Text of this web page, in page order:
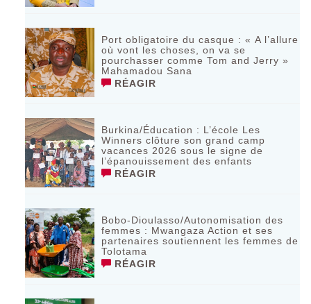
Port obligatoire du casque : « A l’allure
où vont les choses, on va se
pourchasser comme Tom and Jerry »
Mahamadou Sana
RÉAGIR
Burkina/Éducation : L’école Les
Winners clôture son grand camp
vacances 2026 sous le signe de
l’épanouissement des enfants
RÉAGIR
Bobo-Dioulasso/Autonomisation des
femmes : Mwangaza Action et ses
partenaires soutiennent les femmes de
Tolotama
RÉAGIR